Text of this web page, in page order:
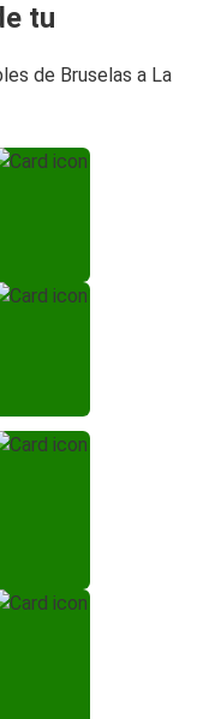
tu
de Bruselas a La